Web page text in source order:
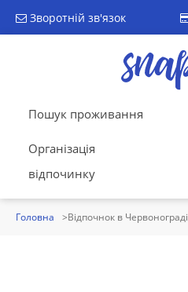
Зворотній зв'язок
Пошук проживання
Організація
відпочинку
Головна Відпочнок в Червонограді